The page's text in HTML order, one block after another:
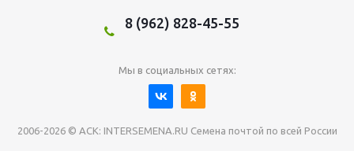
8 (962) 828-45-55
Мы в социальных сетях:
2006-2026 © АСК: INTERSEMENA.RU Семена почтой по всей России